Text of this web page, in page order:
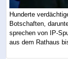
Hunderte
Botschaften,
sprechen von IP-
aus dem Rathaus